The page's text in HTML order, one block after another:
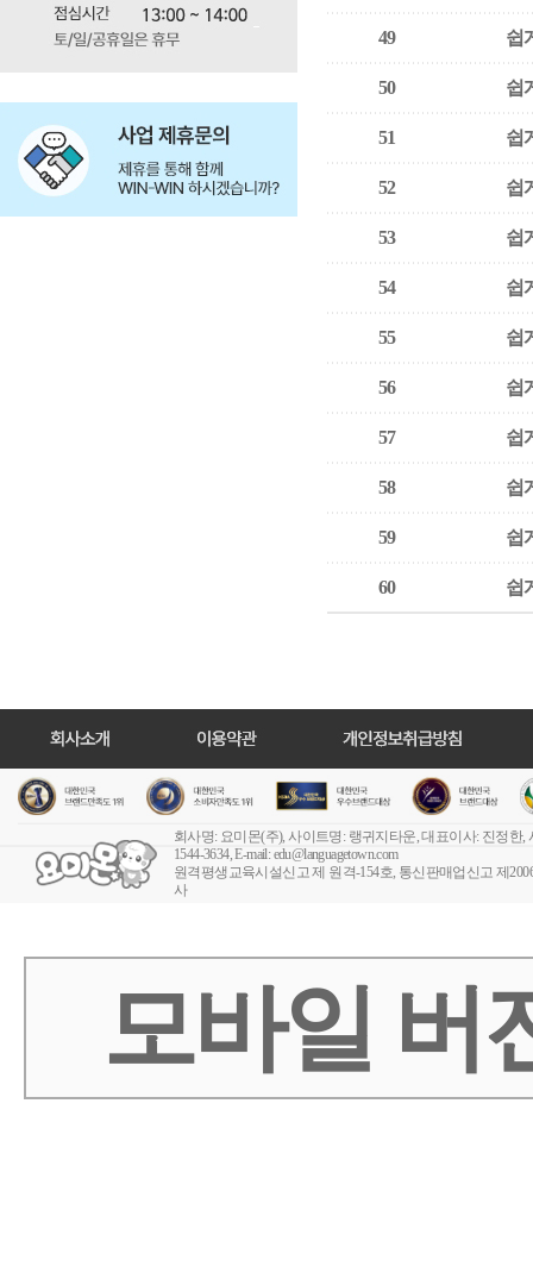
49 쉽
50 쉽
51 쉽
52 쉽
53 쉽
54 쉽
55 쉽
56 쉽
57 쉽
58 쉽
59 쉽
60 쉽
회사명: 요미몬(주), 사이트명: 랭귀지타운, 대표이사: 진정한,
1544-3634, E-mail:edu@languagetown.com
원격평생교육시설신고 제 원격-154호, 통신판매업신고 제
사
모바일